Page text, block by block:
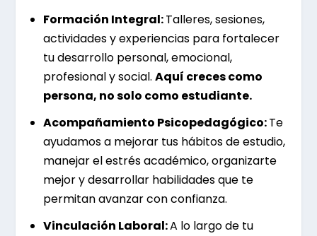
Formación Integral:Talleres, sesiones,
actividades y experiencias para fortalecer
tu desarrollo personal, emocional,
profesional y social. Aquí creces como
persona, no solo como estudiante.
Acompañamiento Psicopedagógico:Te
ayudamos a mejorar tus hábitos de estudio,
manejar el estrés académico, organizarte
mejor y desarrollar habilidades que te
permitan avanzar con confianza.
Vinculación Laboral:A lo largo de tu